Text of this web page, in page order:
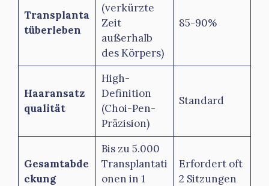
Transplanta
tüberleben
(verkürzte
Zeit
außerhalb
des Körpers)
85-90%
Haaransatz
qualität
High-
Definition
(Choi-Pen-
Präzision)
Standard
Gesamtabde
ckung
Bis zu 5.000
Transplantati
onen in 1
Erfordert oft
2 Sitzungen